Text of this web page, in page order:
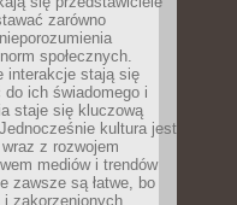
zarówno
społecznych.
interakcje stają się
ich świadomego i
staje się kluczową
kultura jest
z rozwojem
mediów i trendów
zawsze są łatwe, bo
zakorzenionych